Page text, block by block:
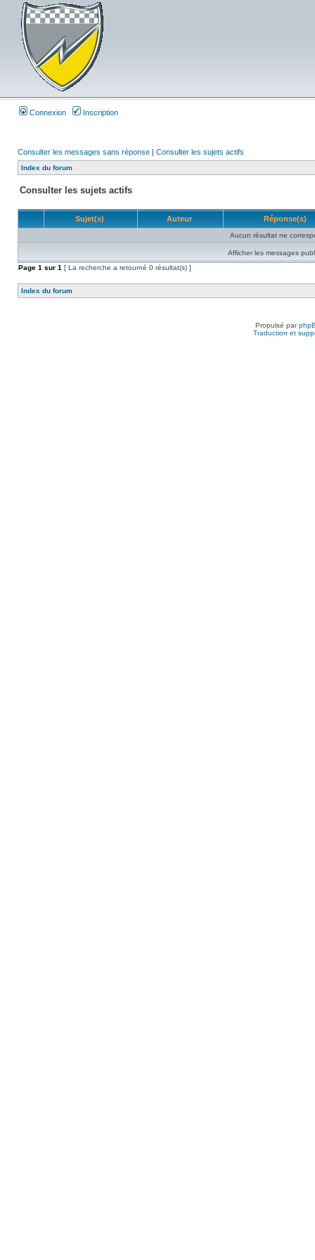
Connexion Inscription
Consulter les messages sans réponse | Consulter les sujets actifs
Index du forum
Consulter les sujets actifs
Sujet(s) Auteur Réponse(s)
Aucun résultat ne
Afficher les messages
Page 1 sur 1 [ La recherche a retourné 0 résultat(s) ]
Index du forum
Propulsé par
Traduction et